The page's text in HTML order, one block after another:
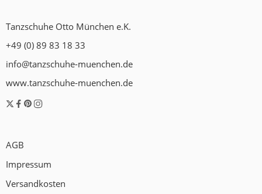
Tanzschuhe Otto München e.K.
+49 (0) 89 83 18 33
info@tanzschuhe-muenchen.de
www.tanzschuhe-muenchen.de
AGB
Impressum
Versandkosten